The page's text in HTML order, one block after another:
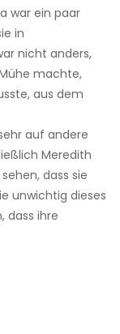
war ein paar
in
nicht anders,
machte,
aus dem
auf andere
Meredith
dass sie
unwichtig dieses
dass ihre